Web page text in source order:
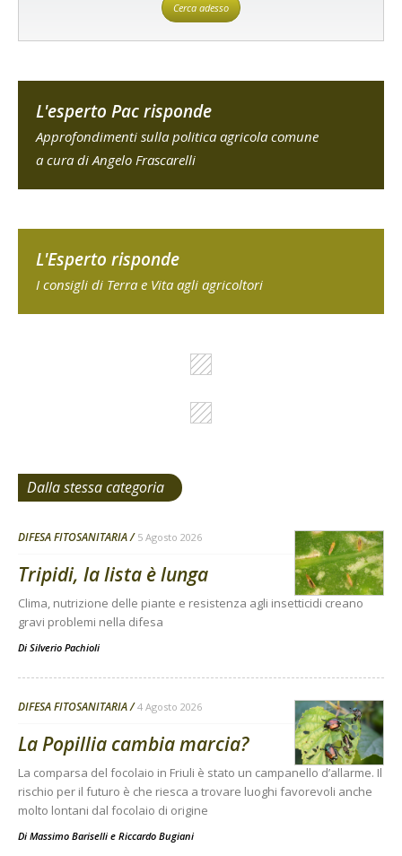
Cerca adesso
L'esperto Pac risponde
Approfondimenti sulla politica agricola comune
a cura di Angelo Frascarelli
L'Esperto risponde
I consigli di Terra e Vita agli agricoltori
Dalla stessa categoria
DIFESA FITOSANITARIA 5 Agosto 2026
Tripidi, la lista è lunga
Clima, nutrizione delle piante e resistenza agli insetticidi creano
gravi problemi nella difesa
Di Silverio Pachioli
DIFESA FITOSANITARIA 4 Agosto 2026
La Popillia cambia marcia?
La comparsa del focolaio in Friuli è stato un campanello d’allarme. Il
rischio per il futuro è che riesca a trovare luoghi favorevoli anche
molto lontani dal focolaio di origine
Di Massimo Bariselli e Riccardo Bugiani